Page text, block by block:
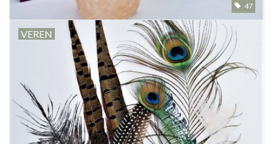
Huiden & vachten
Opgezette dieren
Schelpen
Hout decoratie
47
VEREN